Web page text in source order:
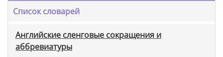
Список словарей
Английские сленговые сокращения и
аббревиатуры